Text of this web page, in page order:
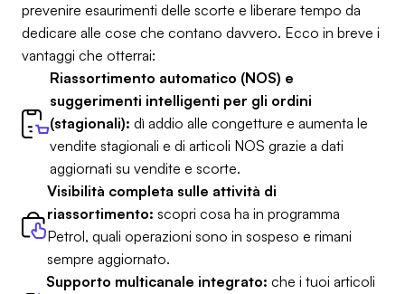
prevenire esaurimenti delle scorte e liberare tempo da
dedicare alle cose che contano davvero. Ecco in breve i
vantaggi che otterrai:
Riassortimento automatico (NOS) e
suggerimenti intelligenti per gli ordini
(stagionali): dì addio alle congetture e aumenta le
vendite stagionali e di articoli NOS grazie a dati
aggiornati su vendite e scorte.
Visibilità completa sulle attività di
riassortimento: scopri cosa ha in programma
Petrol, quali operazioni sono in sospeso e rimani
sempre aggiornato.
Supporto multicanale integrato: che i tuoi articoli